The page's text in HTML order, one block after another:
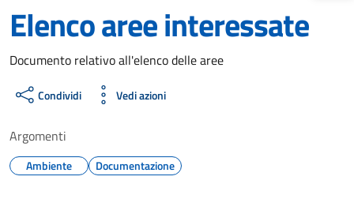
Elenco aree interessate
Dettagli del documento
Documento relativo all'elenco delle aree
Condividi Vedi azioni
Argomenti
Ambiente Documentazione